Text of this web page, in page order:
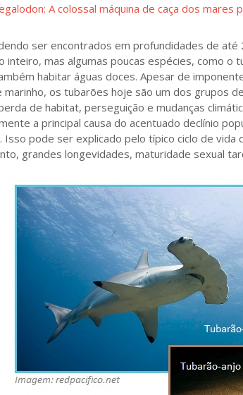
A colossal máquina de caça dos mares
ser encontrados em profundidades de até
inteiro, mas algumas poucas espécies, como o
habitar águas doces. Apesar de
marinho, os tubarões hoje são um dos grupos
de habitat, perseguição e mudanças
a principal causa do acentuado declínio
Isso pode ser explicado pelo típico ciclo de vida
grandes longevidades, maturidade sexual